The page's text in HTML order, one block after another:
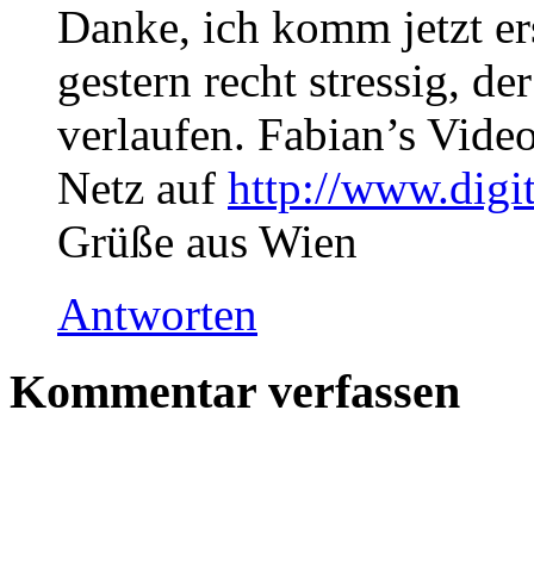
Danke, ich komm jetzt
gestern recht stressig,
verlaufen. Fabian’s
Netz auf http://
Grüße aus Wien
Antworten
Kommentar verfassen